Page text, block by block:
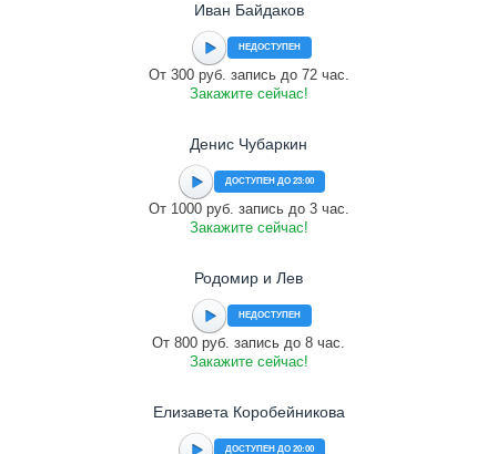
Иван Байдаков
НЕДОСТУПЕН
От 300 руб. запись до 72 час.
Закажите сейчас!
Денис Чубаркин
ДОСТУПЕН ДО 23:00
От 1000 руб. запись до 3 час.
Закажите сейчас!
Родомир и Лев
НЕДОСТУПЕН
От 800 руб. запись до 8 час.
Закажите сейчас!
Елизавета Коробейникова
ДОСТУПЕН ДО 20:00